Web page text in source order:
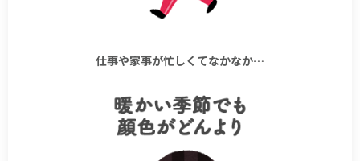
仕事や家事が忙しくてなかなか…